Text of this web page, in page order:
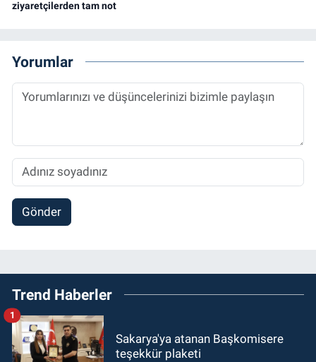
ziyaretçilerden tam not
Yorumlar
Gönder
Trend Haberler
Sakarya'ya atanan Başkomisere
teşekkür plaketi
1